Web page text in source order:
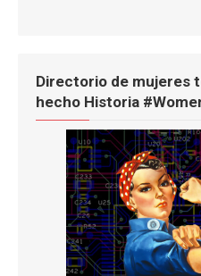
Directorio de mujeres
hecho Historia